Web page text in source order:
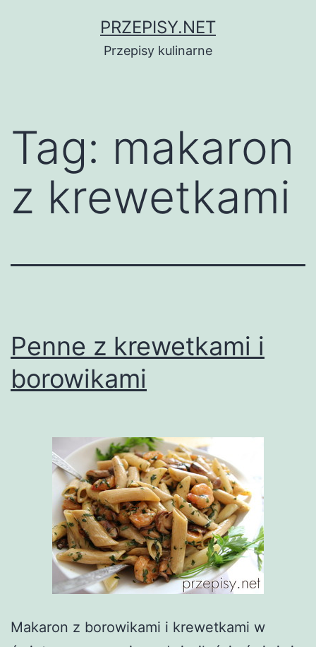
PRZEPISY.NET
Przepisy kulinarne
Tag: makaron
z krewetkami
Penne z krewetkami i
borowikami
Makaron z borowikami i krewetkami w